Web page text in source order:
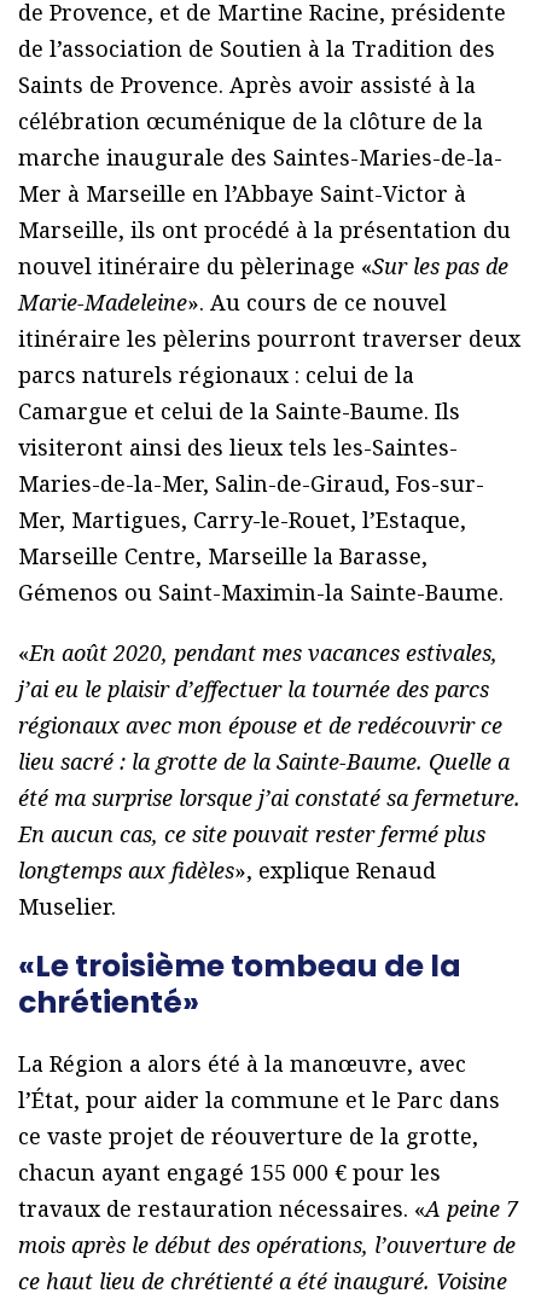
de Provence, et de Martine Racine, présidente
de l’association de Soutien à la Tradition des
Saints de Provence. Après avoir assisté à la
célébration œcuménique de la clôture de la
marche inaugurale des Saintes-Maries-de-la-
Mer à Marseille en l’Abbaye Saint-Victor à
Marseille, ils ont procédé à la présentation du
nouvel itinéraire du pèlerinage «Sur les pas de
Marie-Madeleine». Au cours de ce nouvel
itinéraire les pèlerins pourront traverser deux
parcs naturels régionaux : celui de la
Camargue et celui de la Sainte-Baume. Ils
visiteront ainsi des lieux tels les-Saintes-
Maries-de-la-Mer, Salin-de-Giraud, Fos-sur-
Mer, Martigues, Carry-le-Rouet, l’Estaque,
Marseille Centre, Marseille la Barasse,
Gémenos ou Saint-Maximin-la Sainte-Baume.
«En août 2020, pendant mes vacances estivales,
j’ai eu le plaisir d’effectuer la tournée des parcs
régionaux avec mon épouse et de redécouvrir ce
lieu sacré : la grotte de la Sainte-Baume. Quelle a
été ma surprise lorsque j’ai constaté sa fermeture.
En aucun cas, ce site pouvait rester fermé plus
longtemps aux fidèles», explique Renaud
Muselier.
«Le troisième tombeau de la
chrétienté»
La Région a alors été à la manœuvre, avec
l’État, pour aider la commune et le Parc dans
ce vaste projet de réouverture de la grotte,
chacun ayant engagé 155 000 € pour les
travaux de restauration nécessaires. «A peine 7
mois après le début des opérations, l’ouverture de
ce haut lieu de chrétienté a été inauguré. Voisine